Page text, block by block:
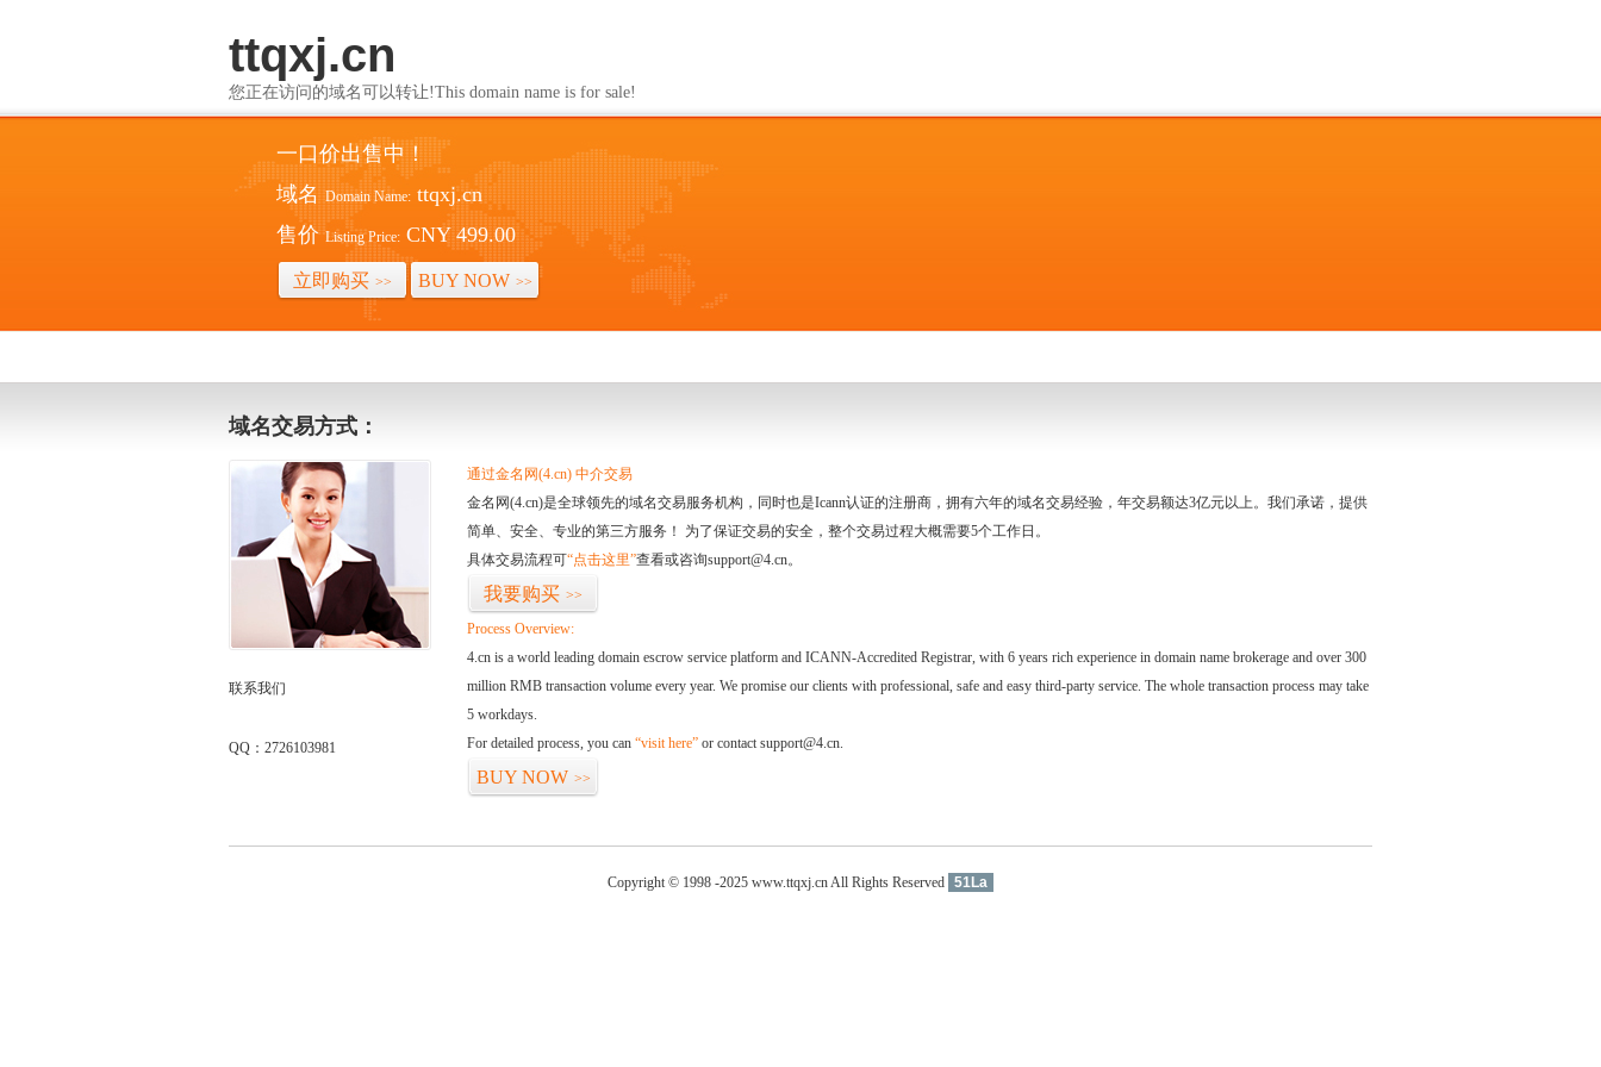
ttqxj.cn
您正在访问的域名可以转让!This domain name is for sale!
一口价出售中！
域名 Domain Name: ttqxj.cn
售价 Listing Price: CNY 499.00
立即购买 >> BUY NOW >>
域名交易方式：
联系我们
QQ：2726103981
通过金名网(4.cn) 中介交易
金名网(4.cn)是全球领先的域名交易服务机构，同时也是Icann认证的注册商，拥有六年的域名交易经验，年交易额达3亿元以上。我们承诺，提供
简单、安全、专业的第三方服务！ 为了保证交易的安全，整个交易过程大概需要5个工作日。
具体交易流程可“点击这里”查看或咨询support@4.cn。
我要购买 >>
Process Overview:
4.cn is a world leading domain escrow service platform and ICANN-Accredited Registrar, with 6 years rich experience in domain name brokerage and over 300
million RMB transaction volume every year. We promise our clients with professional, safe and easy third-party service. The whole transaction process may take
5 workdays.
For detailed process, you can “visit here” or contact support@4.cn.
BUY NOW >>
Copyright © 1998 -2025 www.ttqxj.cn All Rights Reserved 51La